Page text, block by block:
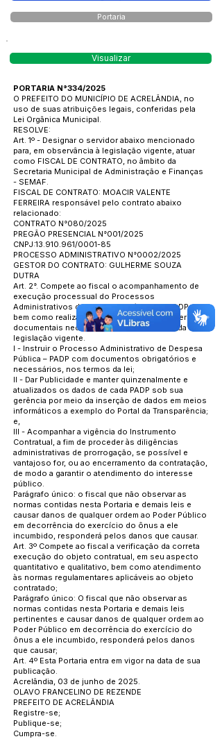
Portaria
Visualizar
PORTARIA N°334/2025
O PREFEITO DO MUNICÍPIO DE ACRELÂNDIA, no
uso de suas atribuições legais, conferidas pela
Lei Orgânica Municipal.
RESOLVE:
Art. 1º - Designar o servidor abaixo mencionado
para, em observância à legislação vigente, atuar
como FISCAL DE CONTRATO, no âmbito da
Secretaria Municipal de Administração e Finanças
- SEMAF.
FISCAL DE CONTRATO: MOACIR VALENTE
FERREIRA responsável pelo contrato abaixo
relacionado:
CONTRATO N°080/2025
PREGÃO PRESENCIAL N°001/2025
CNPJ:13.910.961/0001-85
PROCESSO ADMINISTRATIVO N°0002/2025
GESTOR DO CONTRATO: GULHERME SOUZA
DUTRA
Art. 2°. Compete ao fiscal o acompanhamento de
execução processual do Processos
Administrativos de Despesas Públicas – PADP,
bem como realização de todos os atos materiais e
documentais necessários ao atendimento da
legislação vigente.
I - Instruir o Processo Administrativo de Despesa
Pública – PADP com documentos obrigatórios e
necessários, nos termos da lei;
II - Dar Publicidade e manter quinzenalmente e
atualizados os dados de cada PADP sob sua
gerência por meio da inserção de dados em meios
informáticos a exemplo do Portal da Transparência;
e,
III - Acompanhar a vigência do Instrumento
Contratual, a fim de proceder às diligências
administrativas de prorrogação, se possível e
vantajoso for, ou ao encerramento da contratação,
de modo a garantir o atendimento do interesse
público.
Parágrafo único: o fiscal que não observar as
normas contidas nesta Portaria e demais leis e
causar danos de qualquer ordem ao Poder Público
em decorrência do exercício do ônus a ele
incumbido, responderá pelos danos que causar.
Art. 3º Compete ao fiscal a verificação da correta
execução do objeto contratual, em seu aspecto
quantitativo e qualitativo, bem como atendimento
às normas regulamentares aplicáveis ao objeto
contratado;
Parágrafo único: O fiscal que não observar as
normas contidas nesta Portaria e demais leis
pertinentes e causar danos de qualquer ordem ao
Poder Público em decorrência do exercício do
ônus a ele incumbido, responderá pelos danos
que causar;
Art. 4º Esta Portaria entra em vigor na data de sua
publicação.
Acrelândia, 03 de junho de 2025.
OLAVO FRANCELINO DE REZENDE
PREFEITO DE ACRELÂNDIA
Registre-se;
Publique-se;
Cumpra-se.